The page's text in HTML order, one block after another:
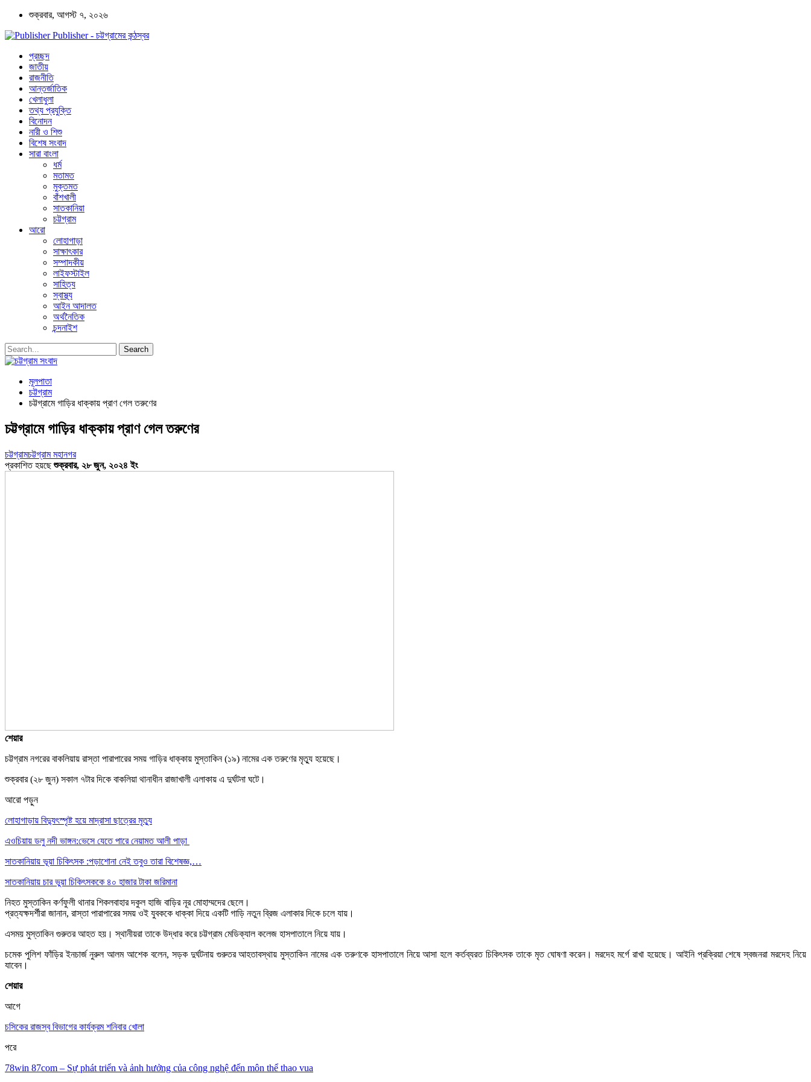
শুক্রবার, আগস্ট ৭, ২০২৬
Publisher - চট্টগ্রামের কন্ঠস্বর
প্রচ্ছদ
জাতীয়
রাজনীতি
আন্তর্জাতিক
খেলাধুলা
তথ্য প্রযুক্তি
বিনোদন
নারী ও শিশু
বিশেষ সংবাদ
সারা বাংলা
ধর্ম
মতামত
মুক্তমত
বাঁশখালী
সাতকানিয়া
চট্টগ্রাম
আরো
লোহাগাড়া
সাক্ষাৎকার
সম্পাদকীয়
লাইফস্টাইল
সাহিত্য
স্বাস্থ্য
আইন আদালত
অর্থনৈতিক
চন্দনাইশ
মূলপাতা
চট্টগ্রাম
চট্টগ্রামে গাড়ির ধাক্কায় প্রাণ গেল তরুণের
চট্টগ্রামে গাড়ির ধাক্কায় প্রাণ গেল তরুণের
চট্টগ্রামচট্টগ্রাম মহানগর
প্রকাশিত হয়ছেশুক্রবার, ২৮ জুন, ২০২৪ ইং
শেয়ার
চট্টগ্রাম নগরের বাকলিয়ায় রাস্তা পারাপারের সময় গাড়ির ধাক্কায় মুস্তাকিন (১৯) নামের এক তরুণের মৃত্যু হয়েছে।
শুক্রবার (২৮ জুন) সকাল ৭টার দিকে বাকলিয়া থানাধীন রাজাখালী এলাকায় এ দুর্ঘটনা ঘটে।
আরো পড়ুন
লোহাগাড়ায় বিদ্যুৎস্পৃষ্ট হয়ে মাদ্রাসা ছাত্রের মৃত্যু
এওচিয়ায় ডলু নদী ভাঙ্গন:ভেসে যেতে পারে নেয়ামত আলী পাড়া
সাতকানিয়ায় ভূয়া চিকিৎসক :পড়াশোনা নেই তবুও তারা বিশেষজ্ঞ,…
সাতকানিয়ায় চার ভুয়া চিকিৎসককে ৪০ হাজার টাকা জরিমানা
নিহত মুস্তাকিন কর্ণফুলী থানার শিকলবাহার দকুল হাজি বাড়ির নূর মোহাম্মদের ছেলে।
প্রত্যক্ষদর্শীরা জানান, রাস্তা পারাপারের সময় ওই যুবককে ধাক্কা দিয়ে একটি গাড়ি নতুন ব্রিজ এলাকার দিকে চলে যায়।
এসময় মুস্তাকিন গুরুতর আহত হয়। স্থানীয়রা তাকে উদ্ধার করে চট্টগ্রাম মেডিক্যাল কলেজ হাসপাতালে নিয়ে যায়।
চমেক পুলিশ ফাঁড়ির ইনচার্জ নুরুল আলম আশেক বলেন, সড়ক দুর্ঘটনায় গুরুতর আহতাবস্থায় মুস্তাকিন নামের এক তরুণকে হাসপাতালে নিয়ে আসা হলে কর্তব্যরত চিকিৎসক তাকে মৃত ঘোষণা করেন। মরদেহ মর্গে রাখা হয়েছে। আইনি প্রক্রিয়া শেষে স্বজনরা মরদেহ নিয়ে
যাবেন।
শেয়ার
আগে
চসিকের রাজস্ব বিভাগের কার্যক্রম শনিবার খোলা
পরে
78win 87com – Sự phát triển và ảnh hưởng của công nghệ đến môn thể thao vua